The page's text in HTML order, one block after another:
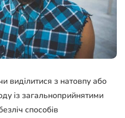
виділитися з натовпу або
із загальноприйнятими
способів